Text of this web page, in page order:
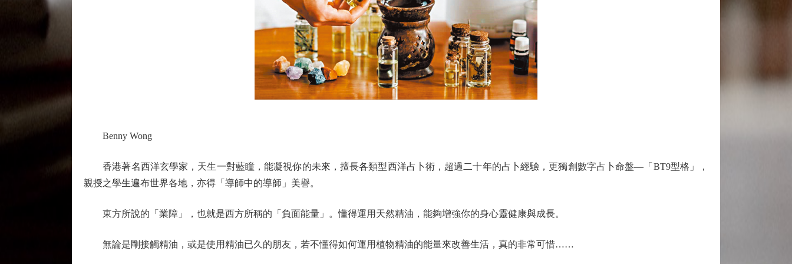
Benny Wong
香港著名西洋玄學家，天生一對藍瞳，能凝視你的未來，擅長各類型西洋占卜術，超過二十年的占卜經驗，更獨創數字占卜命盤—「BT9型格」，
親授之學生遍布世界各地，亦得「導師中的導師」美譽。
東方所說的「業障」，也就是西方所稱的「負面能量」。懂得運用天然精油，能夠增強你的身心靈健康與成長。
無論是剛接觸精油，或是使用精油已久的朋友，若不懂得如何運用植物精油的能量來改善生活，真的非常可惜……